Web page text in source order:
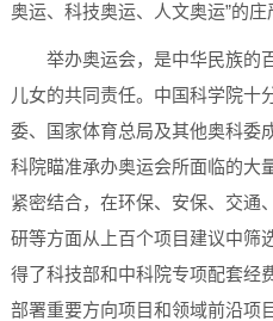
奥运、科技奥运、人文奥运”的庄
举办奥运会，是中华民族的
儿女的共同责任。中国科学院十
委、国家体育总局及其他奥科委
科院瞄准承办奥运会所面临的大
紧密结合，在环保、安保、交通
研等方面从上百个项目建议中筛
得了科技部和中科院专项配套经
部署重要方向项目和领域前沿项